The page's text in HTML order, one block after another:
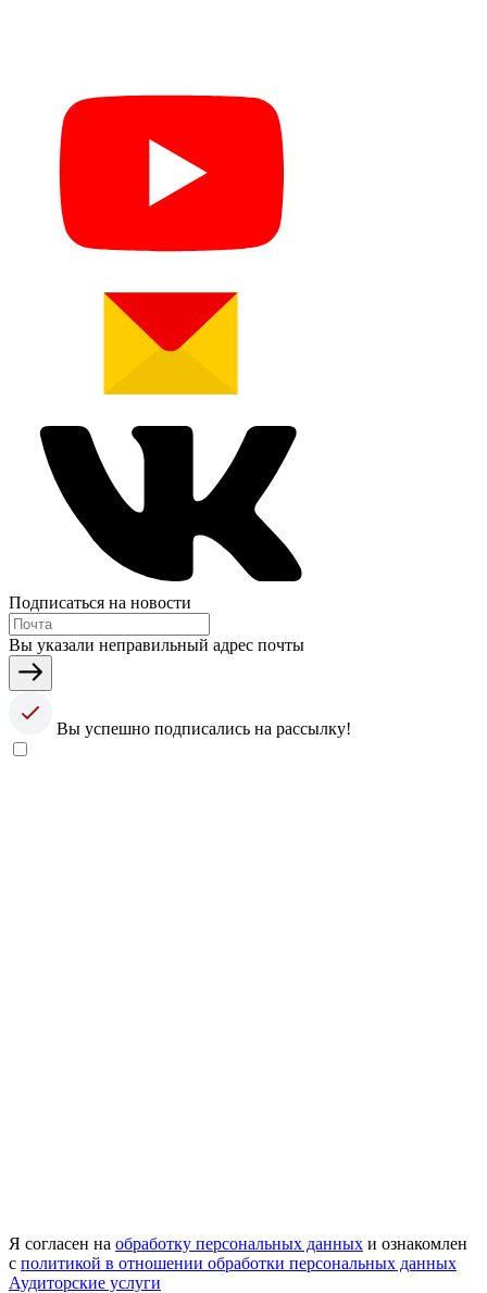
Подписаться на новости
Вы указали неправильный адрес почты
Вы успешно подписались на рассылку!
Я согласен на обработку персональных данных и ознакомлен
с политикой в отношении обработки персональных данных
Аудиторские услуги